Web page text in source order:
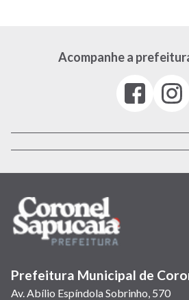
Acompanhe a
Facebook
(link
em
nova
(link
em
nova
Prefeitura Municipal de
Av. Abílio Espíndola Sobrinho, 570